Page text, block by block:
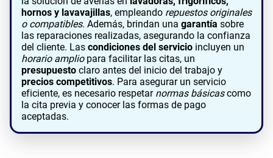
hornos y lavavajillas, empleando repuestos originales
o compatibles. Además, brindan una garantía sobre
las reparaciones realizadas, asegurando la confianza
del cliente. Las condiciones del servicio incluyen un
horario ampliopara facilitar las citas, un
presupuesto claro antes del inicio del trabajo y
precios competitivos. Para asegurar un servicio
eficiente, es necesario respetar normas básicascomo
la cita previa y conocer las formas de pago
aceptadas.